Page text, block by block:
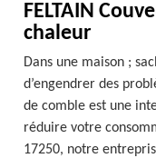
FELTAIN
chaleur
Dans une maison ;
d’engendrer des
de comble est une
réduire votre
17250, notre